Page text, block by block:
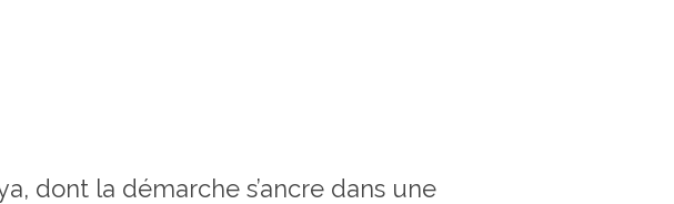
dont la démarche s’ancre dans une